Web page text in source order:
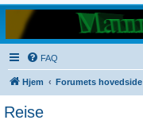
FAQ
Hjem Forumets hovedside
Reise